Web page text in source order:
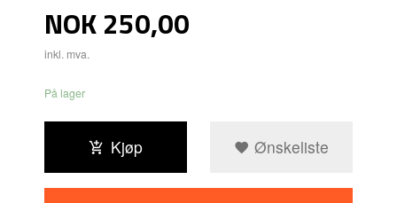
Pris
NOK250,00
inkl. mva.
På lager
Kjøp Ønskeliste